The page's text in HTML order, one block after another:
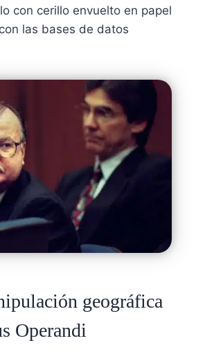
con cerillo envuelto en papel
las bases de datos
geográfica
Operandi